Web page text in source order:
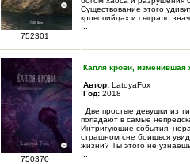
752301
Существование этого
кровопийцах и сыграло
750370
Капля крови, изменившая
Автор: LatoyaFox
Год: 2018
Две простые девушки из
попадают в самые
Интригующие события,
страшном сне боишься
жизни? Ты этого не